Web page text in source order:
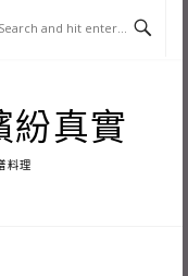
紛真實
料理